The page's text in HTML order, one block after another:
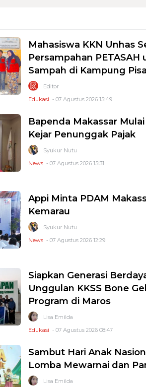
Mahasiswa KKN Unhas
Persampahan
Sampah di Kampung
Editor
Edukasi - 07 Agustus 2026 15:49
Bapenda Makassar
Kejar Penunggak Pajak
Syukur Nutu
News - 07 Agustus 2026 15:31
Appi Minta PDAM
Kemarau
Syukur Nutu
News - 07 Agustus 2026 12:29
Siapkan Generasi
Unggulan KKSS Bone
Program di Maros
Lisa Emilda
Edukasi - 07 Agustus 2026 08:47
Sambut Hari Anak
Lomba Mewarnai dan
Lisa Emilda